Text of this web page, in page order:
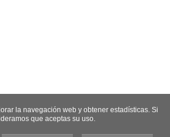
la navegación web y obtener estadísticas. Si
que aceptas su uso.